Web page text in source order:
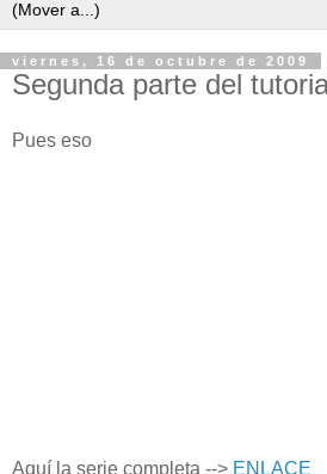
viernes, 16 de octubre de 2009
Segunda parte del
Pues eso
Aquí la serie completa --> ENLACE